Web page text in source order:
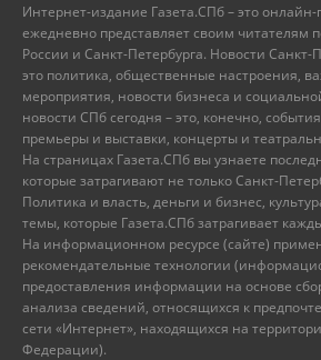
Интернет-издание Газета.СПб – это онлайн-
ежедневно представляет своим читателям
России и Санкт-Петербурга. Новости Санкт-
это политика, общественные настроения,
мероприятия, новости бизнеса и
новости СПб сегодня – это, конечно,
премьеры и выставки, концерты и
На страницах Газета.СПб вы узнаете
которые затрагивают не только Санкт-
Политика и власть, деньги и бизнес,
темы, которые Газета.СПб затрагивает
На информационном ресурсе (сайте)
рекомендательные технологии
предоставления информации на основе
анализа сведений, относящихся к
сети «Интернет», находящихся на
Федерации).